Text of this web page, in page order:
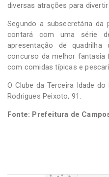
diversas atrações para
Segundo a subsecretária da
contará com uma série
apresentação de
concurso da melhor fantasia
com comidas típicas e
O Clube da Terceira Idade
Rodrigues Peixoto, 91.
Fonte: Prefeitura de